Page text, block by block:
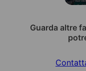
Guarda altre